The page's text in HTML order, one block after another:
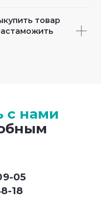
товар
18
05
с нами